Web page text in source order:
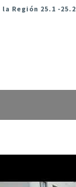
Región 25.1 -25.2